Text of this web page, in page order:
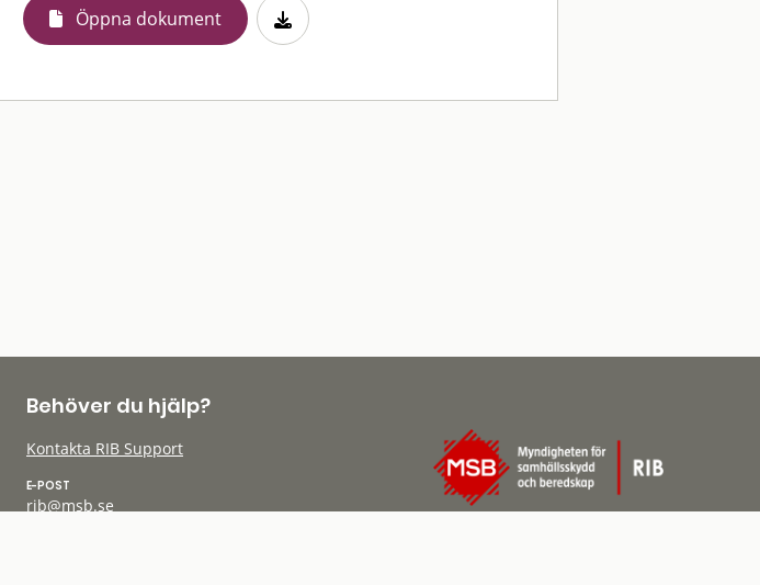
Öppna dokument
Behöver du hjälp?
Kontakta RIB Support
E-POST
rib@msb.se